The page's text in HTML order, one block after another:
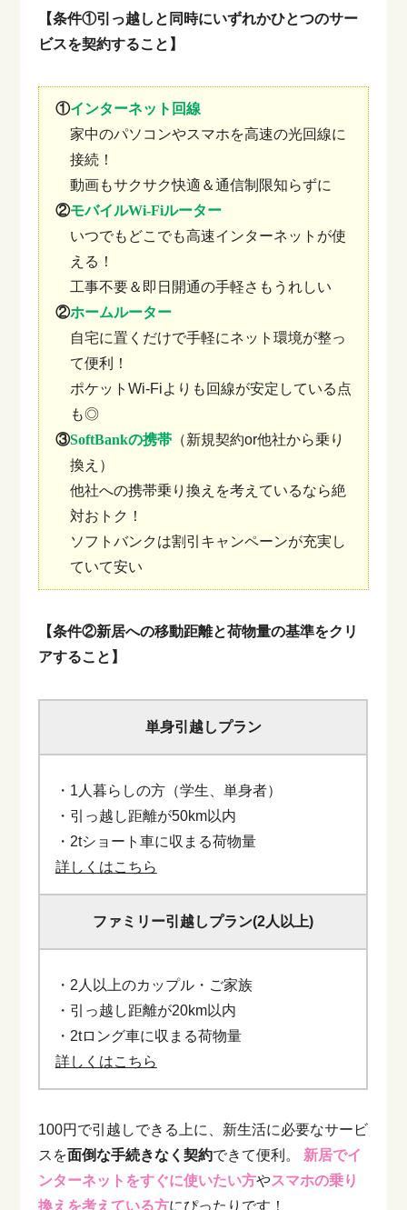
【条件①引っ越しと同時にいずれかひとつのサー
ビスを契約すること】
①インターネット回線
家中のパソコンやスマホを高速の光回線に
接続！
動画もサクサク快適＆通信制限知らずに
②モバイルWi-Fiルーター
いつでもどこでも高速インターネットが使
える！
工事不要＆即日開通の手軽さもうれしい
②ホームルーター
自宅に置くだけで手軽にネット環境が整っ
て便利！
ポケットWi-Fiよりも回線が安定している点
も◎
③SoftBankの携帯 （新規契約or他社から乗り
換え）
他社への携帯乗り換えを考えているなら絶
対おトク！
ソフトバンクは割引キャンペーンが充実し
ていて安い
【条件②新居への移動距離と荷物量の基準をクリ
アすること】
単身引越しプラン
・1人暮らしの方（学生、単身者）
・引っ越し距離が50km以内
・2tショート車に収まる荷物量
詳しくはこちら
ファミリー引越しプラン(2人以上)
・2人以上のカップル・ご家族
・引っ越し距離が20km以内
・2tロング車に収まる荷物量
詳しくはこちら
100円で引越しできる上に、新生活に必要なサービ
スを面倒な手続きなく契約できて便利。
新居でイ
ンターネットをすぐに使いたい方やスマホの乗り
換えを考えている方にぴったりです！